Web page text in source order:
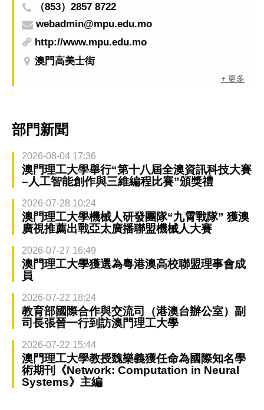
（853）2857 8722
webadmin@mpu.edu.mo
http://www.mpu.edu.mo
澳門高美士街
+ 更多
部門新聞
2026-08-04 17:36
澳門理工大學舉行“第十八屆全澳資訊科技大賽
–人工智能創作與三維編程比賽”頒獎禮
2026-07-28 10:24
澳門理工大學機械人研發團隊“九霄戰隊” 獲澳
廣視推薦出戰亞太廣播聯盟機械人大賽
2026-07-27 16:49
澳門理工大學獲選為粵港澳高校聯盟理事會成
員
2026-07-22 18:24
教育部國際合作與交流司（港澳台辦公室）副
司長張晉一行到訪澳門理工大學
2026-07-22 15:44
澳門理工大學教授魏樂義獲任命為國際知名學
術期刊《Network: Computation in Neural
Systems》主編